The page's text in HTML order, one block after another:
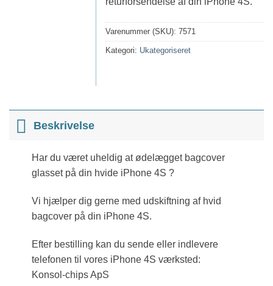
Varenummer (SKU): 7571
Kategori: Ukategoriseret
Beskrivelse
Har du været uheldig at ødelægget bagcover
glasset på din hvide iPhone 4S ?
Vi hjælper dig gerne med udskiftning af hvid
bagcover på din iPhone 4S.
Efter bestilling kan du sende eller indlevere
telefonen til vores iPhone 4S værksted:
Konsol-chips ApS